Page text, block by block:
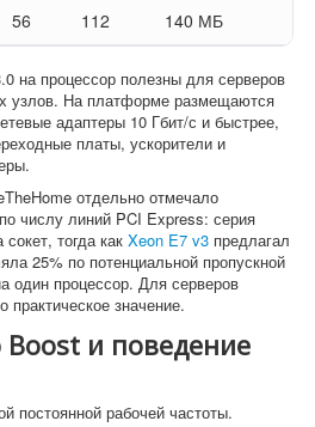
56 112 140 МБ
на процессор полезны для серверов
узлов. На платформе размещаются
адаптеры 10 Гбит/с и быстрее,
платы, ускорители и
отдельно отмечало
числу линий PCI Express: серия
тогда как Xeon E7 v3 предлагал
25% по потенциальной пропускной
один процессор. Для серверов
значение.
и поведение
постоянной рабочей частоты.